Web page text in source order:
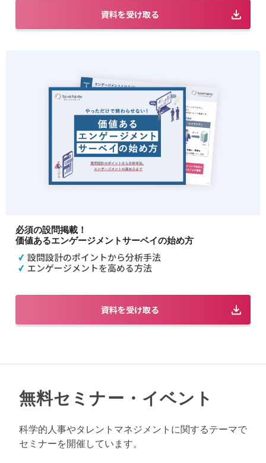
資料を受け取る
必須の設問掲載！
価値あるエンゲージメントサーベイの始め方
設問設計のポイントから分析手法
エンゲージメントを高める方法
資料を受け取る
無料セミナー・イベント
科学的人事やタレントマネジメントに関するテーマで
セミナーを開催しています。